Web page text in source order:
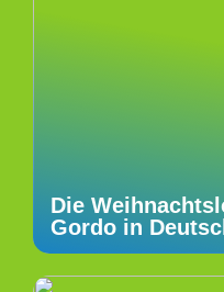
Die
Gordo in